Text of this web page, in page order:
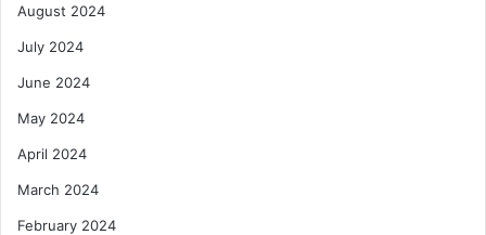
August 2024
July 2024
June 2024
May 2024
April 2024
March 2024
February 2024